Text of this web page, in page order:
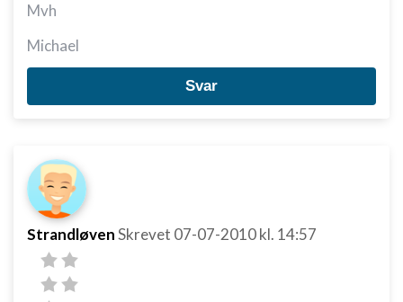
Mvh
Michael
Svar
StrandløvenSkrevet 07-07-2010kl. 14:57